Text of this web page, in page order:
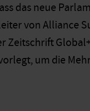
das neue
von Alliance
um die